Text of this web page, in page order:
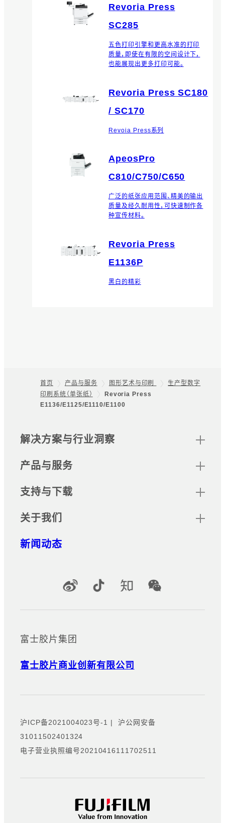
Revoria Press
SC285
五色打印引擎和更高水准的打印
质量，即使在有限的空间设计下，
也能展现出更多打印可能。
Revoria Press SC180
/ SC170
Revoia Press系列
ApeosPro
C810/C750/C650
广泛的纸张应用范围、精美的输出
质量及经久耐用性，可快速制作各
种宣传材料。
Revoria Press
E1136P
黑白的精彩
Footer
首页 产品与服务 图形艺术与印刷
生产型数字
印刷系统（单张纸）
Revoria Press
E1136/E1125/E1110/E1100
网站地图
解决方案与行业洞察
产品与服务
支持与下载
关于我们
新闻动态
官方社交媒体账号
富士胶片集团
富士胶片商业创新有限公司
沪ICP备2021004023号-1 |沪公网安备
31011502401324
电子营业执照编号20210416111702511